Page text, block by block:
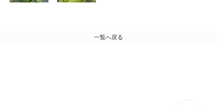
一覧へ戻る